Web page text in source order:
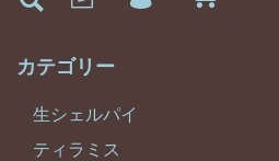
カテゴリー
生シェルパイ
ティラミス